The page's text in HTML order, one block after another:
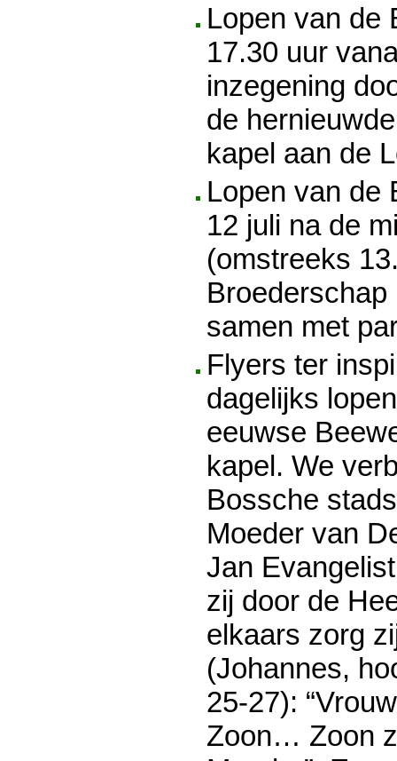
Lopen van de
17.30 uur
inzegening
de
kapel aan de
Lopen van de
12 juli na de
(omstreeks
samen met
Flyers ter
dagelijks
eeuwse
kapel. We
Bossche
Moeder van
Jan
zij door de
elkaars zorg
(Johannes,
25-27):
Zoon… Zoon